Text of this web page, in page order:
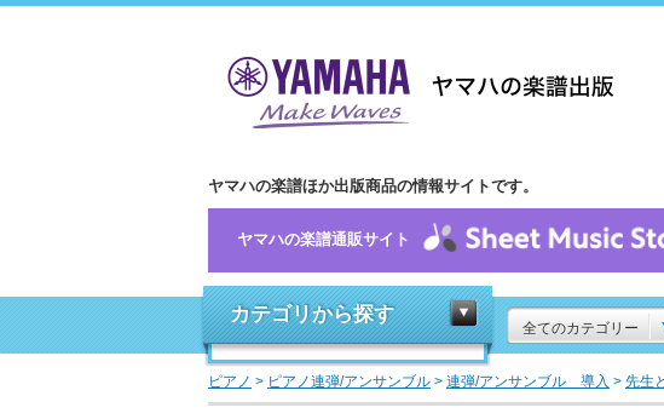
ヤマハの楽譜ほか出版商品の情報サイトです。
ヤマハの楽譜通販サイト
カテゴリから探す
全てのカテゴリー
ピアノ > ピアノ連弾/アンサンブル > 連弾/アンサンブル 導入 > 先生